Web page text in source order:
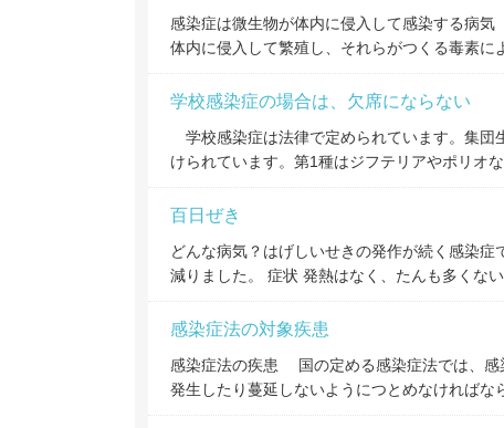
感染症は微生物が体内に侵入して感染する病
体内に侵入して繁殖し、それらがつくる毒素に
学校感染症の場合は、欠席にならない
学校感染症は法律で定められています。集
けられています。第1種はジフテリアやポリオ
百日ぜき
どんな病気？はげしいせきの発作が続く感染
減りました。 症状 発熱はなく、たんも多くな
感染症法の対象疾患
感染症法の疾患 国の定める感染症法では、感
発生したり蔓延しないようにつとめなければな